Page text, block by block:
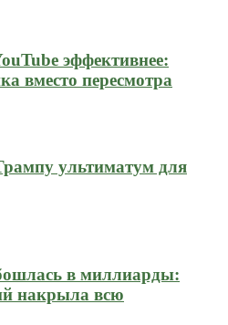
эффективнее:
вместо пересмотра
ультиматум для
в миллиарды:
накрыла всю